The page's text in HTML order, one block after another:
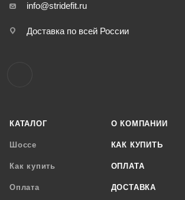
КАТАЛОГ
Шоссе
Как купить
Оплата
О КОМПАНИИ
КАК КУПИТЬ
ОПЛАТА
ДОСТАВКА
info@stridefit.ru
Доставка по всей России